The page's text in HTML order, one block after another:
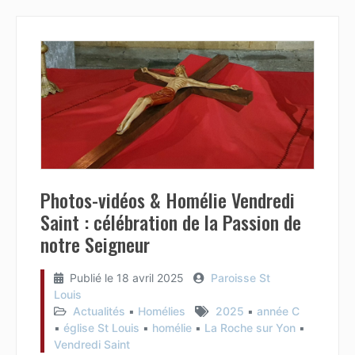
Photos-vidéos & Homélie Vendredi
Saint : célébration de la Passion de
notre Seigneur
Publié le 18 avril 2025
Paroisse St
Louis
Actualités ▪︎ Homélies 2025 ▪︎ année C
▪︎ église St Louis ▪︎ homélie ▪︎ La Roche sur Yon ▪︎
Vendredi Saint